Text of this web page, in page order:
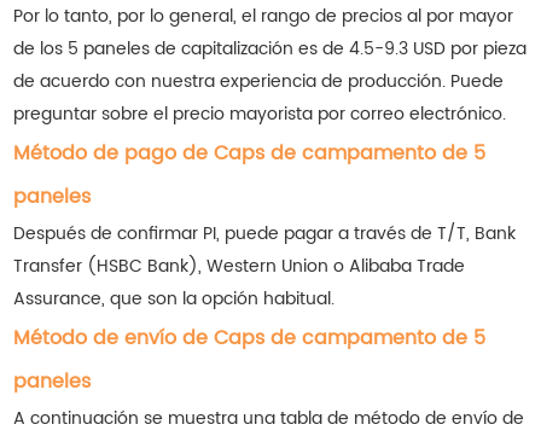
Por lo tanto, por lo general, el rango de precios al por mayor
de los 5 paneles de capitalización es de 4.5-9.3 USD por pieza
de acuerdo con nuestra experiencia de producción. Puede
preguntar sobre el precio mayorista por correo electrónico.
Método de pago de Caps de campamento de 5
paneles
Después de confirmar PI, puede pagar a través de T/T, Bank
Transfer (HSBC Bank), Western Union o Alibaba Trade
Assurance, que son la opción habitual.
Método de envío de Caps de campamento de 5
paneles
A continuación se muestra una tabla de método de envío de